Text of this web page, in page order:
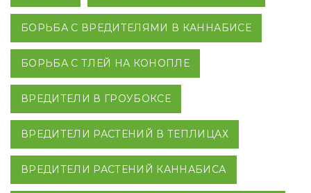
БОРЬБА С ВРЕДИТЕЛЯМИ В КАННАБИСЕ
БОРЬБА С ТЛЕЙ НА КОНОПЛЕ
ВРЕДИТЕЛИ В ГРОУБОКСЕ
ВРЕДИТЕЛИ РАСТЕНИЙ В ТЕПЛИЦАХ
ВРЕДИТЕЛИ РАСТЕНИЙ КАННАБИСА